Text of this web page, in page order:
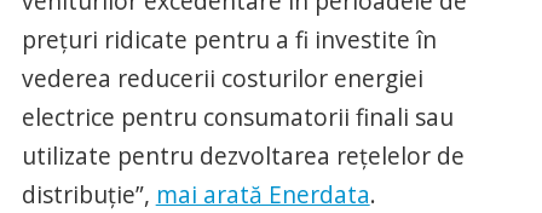
prețuri ridicate pentru a fi investite în
vederea reducerii costurilor energiei
electrice pentru consumatorii finali sau
utilizate pentru dezvoltarea rețelelor de
distribuție”, mai arată Enerdata.